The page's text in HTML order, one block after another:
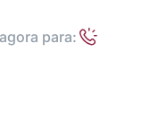
para: